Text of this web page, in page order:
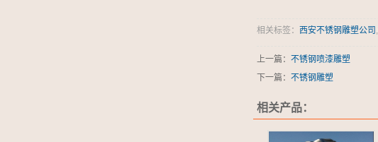
相关标签： 西安不锈钢雕塑公司 ,
上一篇： 不锈钢喷漆雕塑
下一篇： 不锈钢雕塑
相关产品：